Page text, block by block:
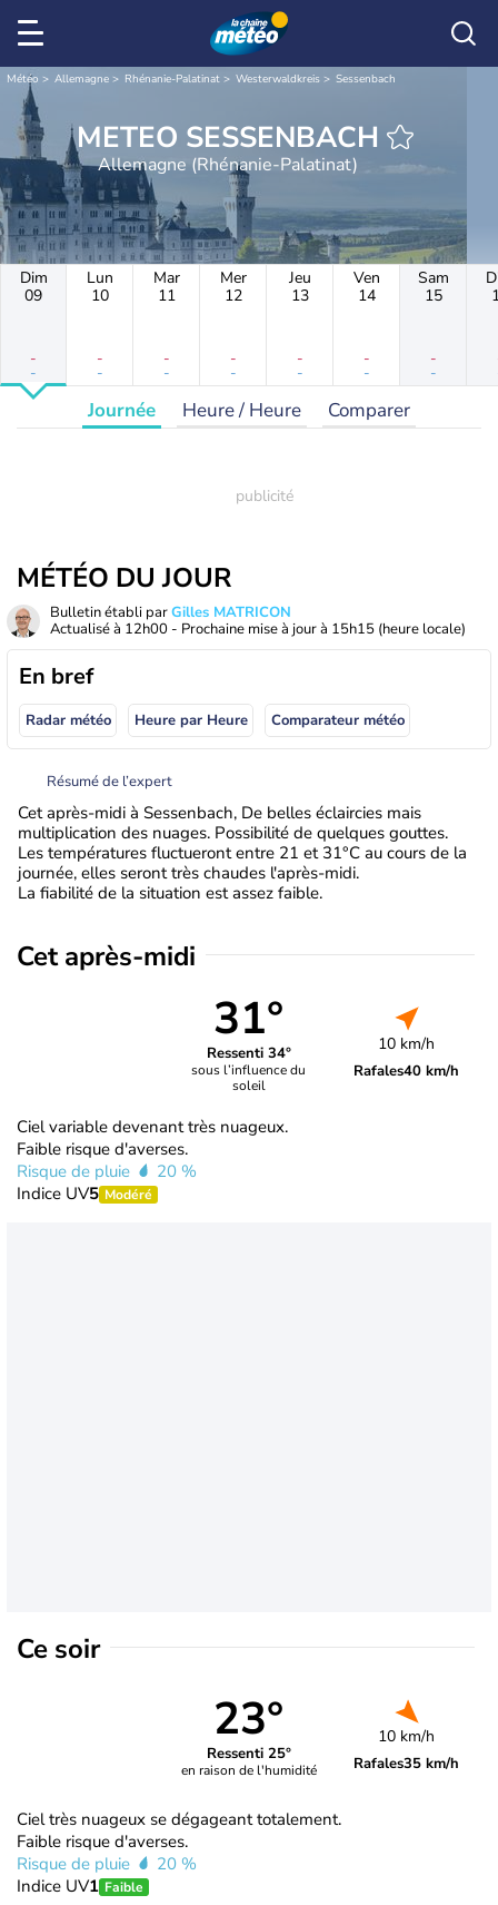
Météo Allemagne Rhénanie-Palatinat Westerwaldkreis Sessenbach
METEO SESSENBACH
Allemagne (Rhénanie-Palatinat)
Dim
09
-
-
Lun
10
-
-
Mar
11
-
-
Mer
12
-
-
Jeu
13
-
-
Ven
14
-
-
Sam
15
-
-
Journée Heure / Heure Comparer
MÉTÉO DU JOUR
Bulletin établi parGilles MATRICON
Actualisé à 12h00 - Prochaine mise à jour à 15h15 (heure locale)
En bref
Radar météo Heure par Heure Comparateur météo
Résumé de l’expert
Cet après-midi à Sessenbach, De belles éclaircies mais
multiplication des nuages. Possibilité de quelques gouttes.
Les températures fluctueront entre 21 et 31°C au cours de la
journée, elles seront très chaudes l'après-midi.
La fiabilité de la situation est assez faible.
Cet après-midi
31°
Ressenti 34°
sous l’influence du
soleil
10 km/h
Rafales40 km/h
Ciel variable devenant très nuageux.
Faible risque d'averses.
Risque de pluie
20 %
Indice UV5 Modéré
Ce soir
23°
Ressenti 25°
en raison de l'humidité
10 km/h
Rafales35 km/h
Ciel très nuageux se dégageant totalement.
Faible risque d'averses.
Risque de pluie
20 %
Indice UV1 Faible